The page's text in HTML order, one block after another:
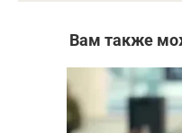
Вам также